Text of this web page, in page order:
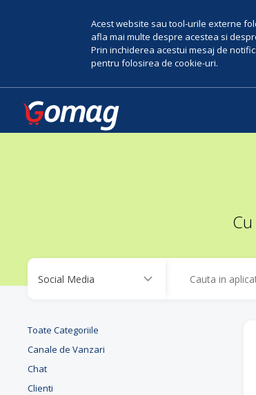
Acest website sau tool-urile externe
afla mai multe despre acestea si
Prin inchiderea acestui mesaj de
pentru folosirea de cookie-uri.
Toate Categoriile
Canale de Vanzari
Chat
Clienti